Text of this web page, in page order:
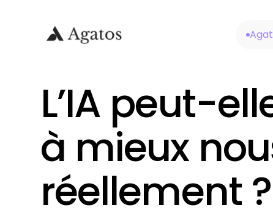
L’IA peut-
à mieux
réellement ?